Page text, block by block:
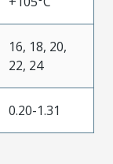
16, 18, 20,
22, 24
0.20-1.31